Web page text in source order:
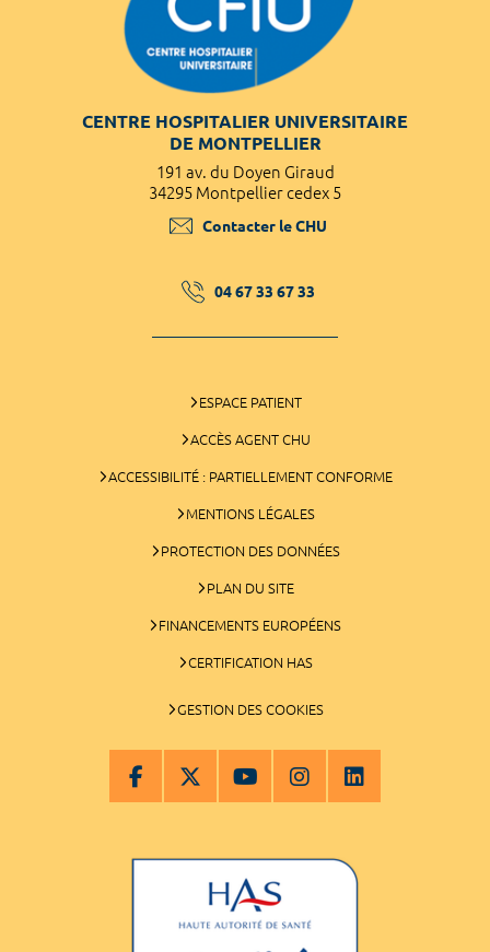
CENTRE HOSPITALIER UNIVERSITAIRE
DE MONTPELLIER
191 av. du Doyen Giraud
34295 Montpellier cedex 5
Contacter le CHU
04 67 33 67 33
ESPACE PATIENT
ACCÈS AGENT CHU
ACCESSIBILITÉ : PARTIELLEMENT CONFORME
MENTIONS LÉGALES
PROTECTION DES DONNÉES
PLAN DU SITE
FINANCEMENTS EUROPÉENS
CERTIFICATION HAS
GESTION DES COOKIES